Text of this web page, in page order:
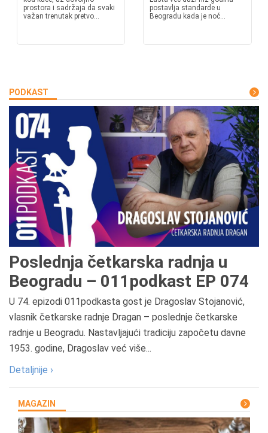
prostora i sadržaja da svaki
važan trenutak pretvo...
postavlja standarde u
Beogradu kada je noć...
PODKAST
Poslednja četkarska radnja u
Beogradu – 011podkast EP 074
U 74. epizodi 011podkasta gost je Dragoslav Stojanović,
vlasnik četkarske radnje Dragan – poslednje četkarske
radnje u Beogradu. Nastavljajući tradiciju započetu davne
1953. godine, Dragoslav već više...
Detaljnije ›
MAGAZIN